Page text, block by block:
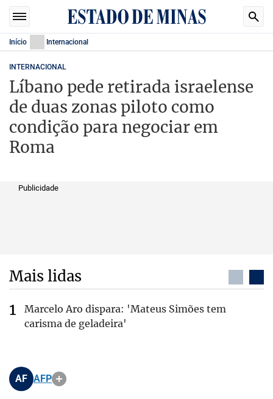
Início Internacional
INTERNACIONAL
Líbano pede retirada israelense
de duas zonas piloto como
condição para negociar em
Roma
Publicidade
Mais lidas
Marcelo Aro dispara: 'Mateus Simões tem
carisma de geladeira'
AF AFP